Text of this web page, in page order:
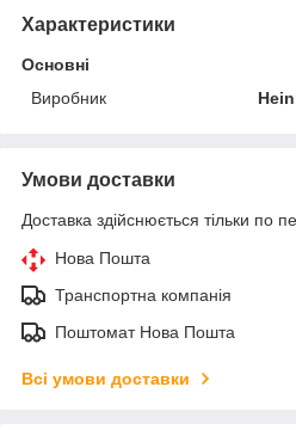
Характеристики
Основні
Виробник
Умови доставки
Доставка здійснюється тільки по
Нова Пошта
Транспортна компанія
Поштомат Нова Пошта
Всі умови доставки